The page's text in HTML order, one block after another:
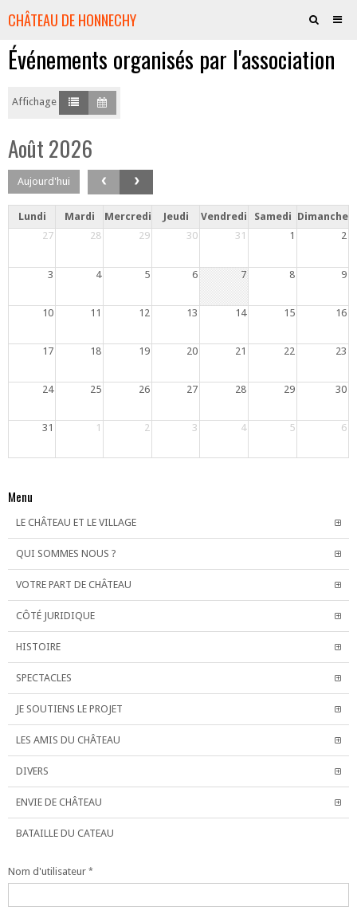
CHÂTEAU DE HONNECHY
QUI SOMMES-NOUS ?
AMIS DU CHÂTEAU
CULTURE - SPECTACLES
JE SOUTIENS LE PROJET
CONTACTS
Événements organisés par l'association
Affichage
Août 2026
Aujourd'hui ‹ ›
Lundi Mardi Mercredi Jeudi Vendredi Samedi Dimanche
27
28 29 30 31 1 2
3 4 5 6 7 8 9
10 11 12 13 14 15 16
17 18 19 20 21 22 23
24 25 26 27 28 29 30
31 1 2 3 4 5 6
Menu
LE CHÂTEAU ET LE VILLAGE
QUI SOMMES NOUS ?
VOTRE PART DE CHÂTEAU
CÔTÉ JURIDIQUE
HISTOIRE
SPECTACLES
JE SOUTIENS LE PROJET
LES AMIS DU CHÂTEAU
DIVERS
ENVIE DE CHÂTEAU
BATAILLE DU CATEAU
Nom d'utilisateur